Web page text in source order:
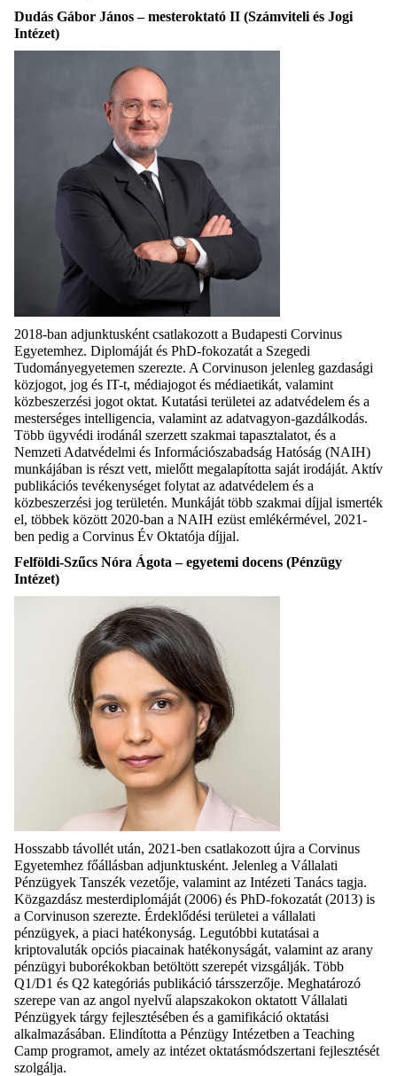
Dudás Gábor János – mesteroktató II (Számviteli és Jogi
Intézet)
2018-ban adjunktusként csatlakozott a Budapesti Corvinus
Egyetemhez. Diplomáját és PhD-fokozatát a Szegedi
Tudományegyetemen szerezte. A Corvinuson jelenleg gazdasági
közjogot, jog és IT-t, médiajogot és médiaetikát, valamint
közbeszerzési jogot oktat. Kutatási területei az adatvédelem és a
mesterséges intelligencia, valamint az adatvagyon-gazdálkodás.
Több ügyvédi irodánál szerzett szakmai tapasztalatot, és a
Nemzeti Adatvédelmi és Információszabadság Hatóság (NAIH)
munkájában is részt vett, mielőtt megalapította saját irodáját. Aktív
publikációs tevékenységet folytat az adatvédelem és a
közbeszerzési jog területén. Munkáját több szakmai díjjal ismerték
el, többek között 2020-ban a NAIH ezüst emlékérmével, 2021-
ben pedig a Corvinus Év Oktatója díjjal.
Felföldi-Szűcs Nóra Ágota – egyetemi docens (Pénzügy
Intézet)
Hosszabb távollét után, 2021-ben csatlakozott újra a Corvinus
Egyetemhez főállásban adjunktusként. Jelenleg a Vállalati
Pénzügyek Tanszék vezetője, valamint az Intézeti Tanács tagja.
Közgazdász mesterdiplomáját (2006) és PhD-fokozatát (2013) is
a Corvinuson szerezte. Érdeklődési területei a vállalati
pénzügyek, a piaci hatékonyság. Legutóbbi kutatásai a
kriptovaluták opciós piacainak hatékonyságát, valamint az arany
pénzügyi buborékokban betöltött szerepét vizsgálják. Több
Q1/D1 és Q2 kategóriás publikáció társszerzője. Meghatározó
szerepe van az angol nyelvű alapszakokon oktatott Vállalati
Pénzügyek tárgy fejlesztésében és a gamifikáció oktatási
alkalmazásában. Elindította a Pénzügy Intézetben a Teaching
Camp programot, amely az intézet oktatásmódszertani fejlesztését
szolgálja.